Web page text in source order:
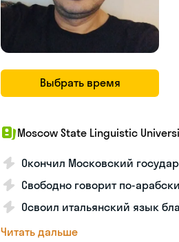
Выбрать время
Moscow State Linguistic
Окончил Московский
Свободно говорит по-
Освоил итальянский язык
Читать дальше